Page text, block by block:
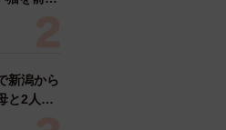
命の重
新潟から
と2人で